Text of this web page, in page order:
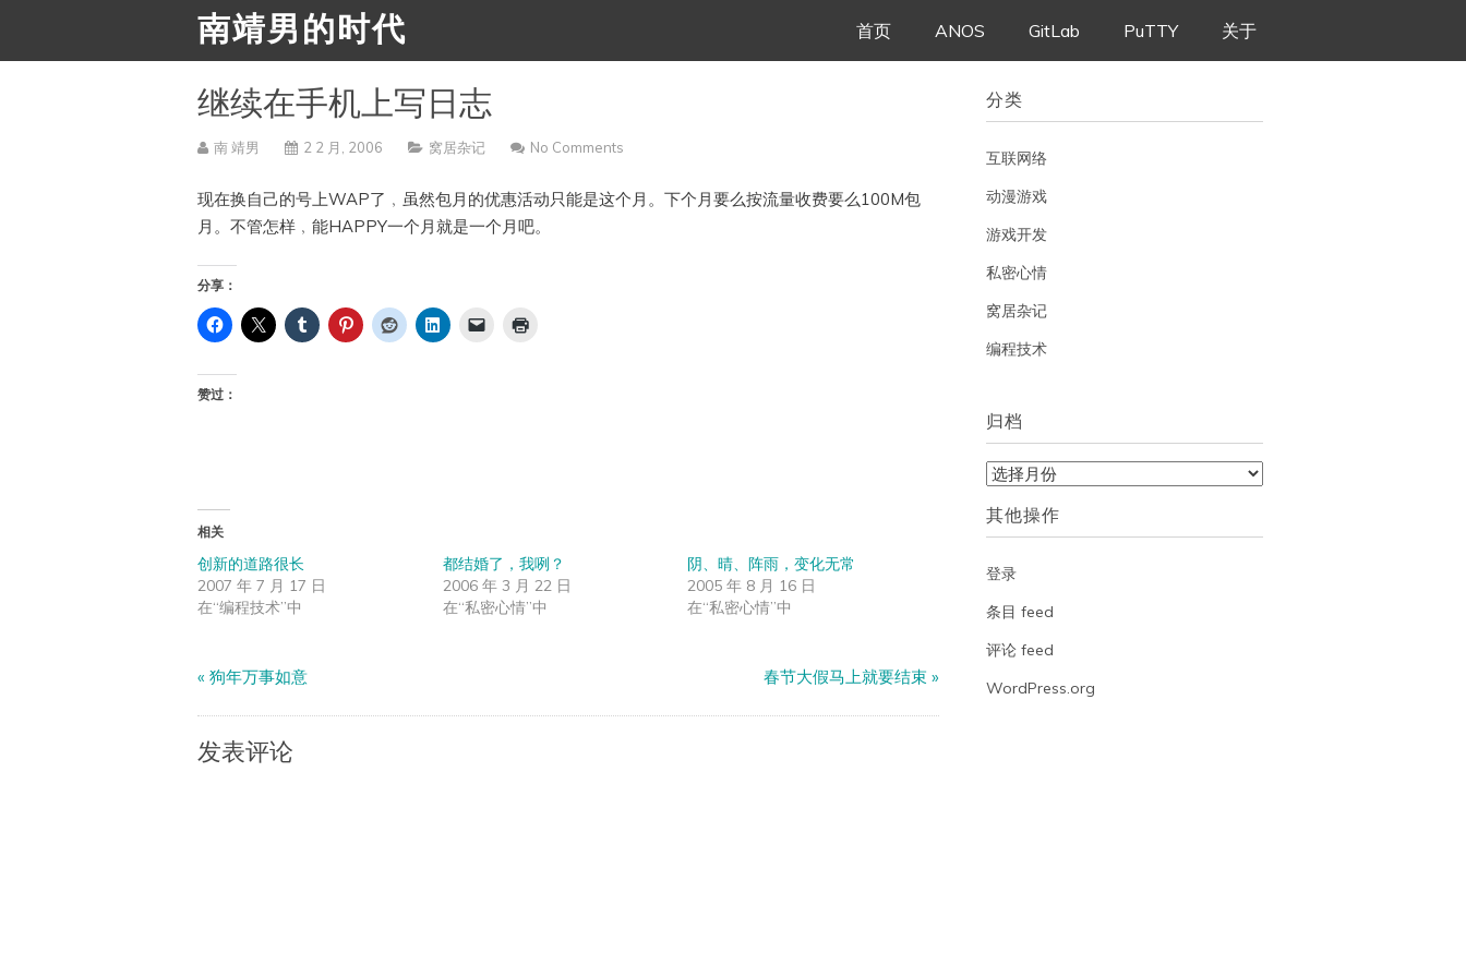
南靖男的时代
Skip
首页 ANOS GitLab PuTTY 关于
继续在手机上写日志
南 靖男 2 2 月, 2006 窝居杂记 No Comments
现在换自己的号上WAP了﹐虽然包月的优惠活动只能是这个月。下个月要么按流量收费要么100M包
月。不管怎样﹐能HAPPY一个月就是一个月吧。
分享：
赞过：
相关
创新的道路很长
2007 年 7 月 17 日
在“编程技术”中
都结婚了，我咧？
2006 年 3 月 22 日
在“私密心情”中
阴、晴、阵雨，变化无常
2005 年 8 月 16 日
在“私密心情”中
«狗年万事如意 春节大假马上就要结束 »
发表评论
分类
互联网络
动漫游戏
游戏开发
私密心情
窝居杂记
编程技术
归档
归
其他操作
登录
条目 feed
评论 feed
WordPress.org